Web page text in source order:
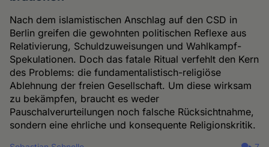
Nach dem islamistischen Anschlag auf den CSD in
Berlin greifen die gewohnten politischen Reflexe aus
Relativierung, Schuldzuweisungen und Wahlkampf-
Spekulationen. Doch das fatale Ritual verfehlt den Kern
des Problems: die fundamentalistisch-religiöse
Ablehnung der freien Gesellschaft. Um diese wirksam
zu bekämpfen, braucht es weder
Pauschalverurteilungen noch falsche Rücksichtnahme,
sondern eine ehrliche und konsequente Religionskritik.